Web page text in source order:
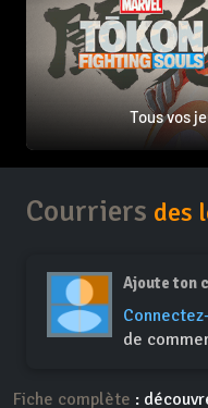
Tous vos
Courriers des
Ajoute ton
de
Fiche complète :